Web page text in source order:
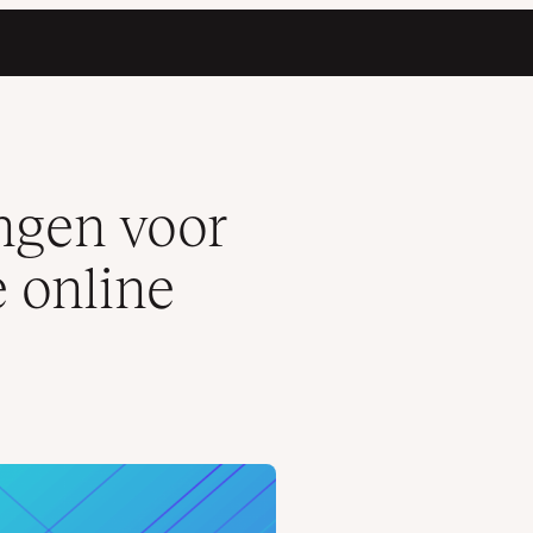
te verbeteren
voor
online